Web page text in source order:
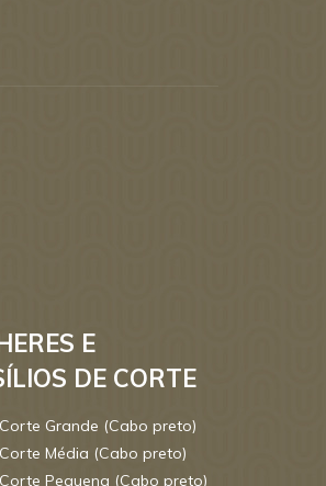
E
DE CORTE
Grande (Cabo preto)
Média (Cabo preto)
Pequena (Cabo preto)